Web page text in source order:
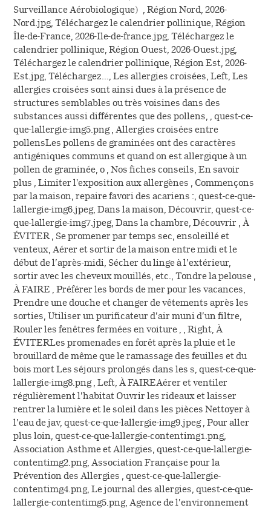
Surveillance Aérobiologique) , Région Nord, 2026-
Nord.jpg, Téléchargez le calendrier pollinique, Région
Île-de-France, 2026-Ile-de-france.jpg, Téléchargez le
calendrier pollinique, Région Ouest, 2026-Ouest.jpg,
Téléchargez le calendrier pollinique, Région Est, 2026-
Est.jpg, Téléchargez…, Les allergies croisées, Left, Les
allergies croisées sont ainsi dues à la présence de
structures semblables ou très voisines dans des
substances aussi différentes que des pollens, , quest-ce-
que-lallergie-img5.png , Allergies croisées entre
pollensLes pollens de graminées ont des caractères
antigéniques communs et quand on est allergique à un
pollen de graminée, o , Nos fiches conseils, En savoir
plus , Limiter l'exposition aux allergènes , Commençons
par la maison, repaire favori des acariens :, quest-ce-que-
lallergie-img6.jpeg, Dans la maison, Découvrir, quest-ce-
que-lallergie-img7.jpeg, Dans la chambre, Découvrir , À
ÉVITER , Se promener par temps sec, ensoleillé et
venteux, Aérer et sortir de la maison entre midi et le
début de l’après-midi, Sécher du linge à l’extérieur,
sortir avec les cheveux mouillés, etc., Tondre la pelouse ,
À FAIRE , Préférer les bords de mer pour les vacances,
Prendre une douche et changer de vêtements après les
sorties, Utiliser un purificateur d’air muni d’un filtre,
Rouler les fenêtres fermées en voiture , , Right, À
ÉVITERLes promenades en forêt après la pluie et le
brouillard de même que le ramassage des feuilles et du
bois mort Les séjours prolongés dans les s, quest-ce-que-
lallergie-img8.png , Left, À FAIREAérer et ventiler
régulièrement l’habitat Ouvrir les rideaux et laisser
rentrer la lumière et le soleil dans les pièces Nettoyer à
l’eau de jav, quest-ce-que-lallergie-img9.jpeg , Pour aller
plus loin, quest-ce-que-lallergie-contentimg1.png,
Association Asthme et Allergies, quest-ce-que-lallergie-
contentimg2.png, Association Française pour la
Prévention des Allergies , quest-ce-que-lallergie-
contentimg4.png, Le journal des allergies, quest-ce-que-
lallergie-contentimg5.png, Agence de l’environnement